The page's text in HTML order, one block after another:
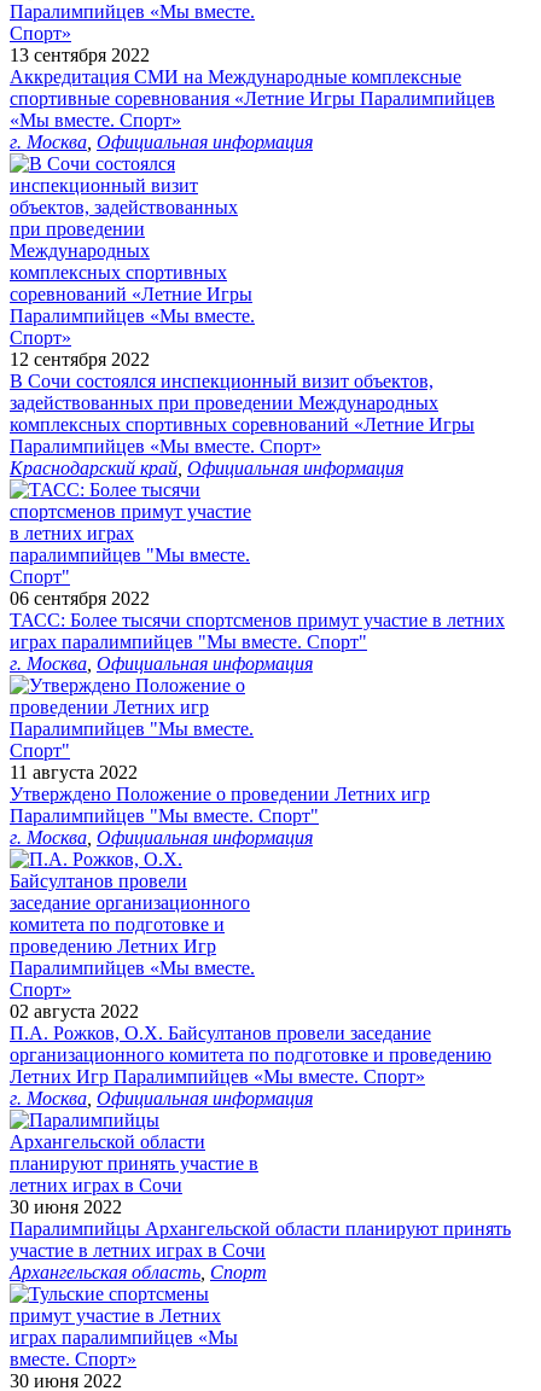
13 сентября 2022
Аккредитация СМИ на Международные комплексные
спортивные соревнования «Летние Игры Паралимпийцев
«Мы вместе. Спорт»
г. Москва Официальная информация
12 сентября 2022
В Сочи состоялся инспекционный визит объектов,
задействованных при проведении Международных
комплексных спортивных соревнований «Летние Игры
Паралимпийцев «Мы вместе. Спорт»
Краснодарский край Официальная информация
06 сентября 2022
ТАСС: Более тысячи спортсменов примут участие в летних
играх паралимпийцев "Мы вместе. Спорт"
г. Москва Официальная информация
11 августа 2022
Утверждено Положение о проведении Летних игр
Паралимпийцев "Мы вместе. Спорт"
г. Москва Официальная информация
02 августа 2022
П.А. Рожков, О.Х. Байсултанов провели заседание
организационного комитета по подготовке и проведению
Летних Игр Паралимпийцев «Мы вместе. Спорт»
г. Москва Официальная информация
30 июня 2022
Паралимпийцы Архангельской области планируют принять
участие в летних играх в Сочи
Архангельская область Спорт
30 июня 2022